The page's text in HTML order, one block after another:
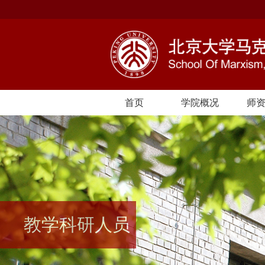
首页 学院概况 师
教学科研人员